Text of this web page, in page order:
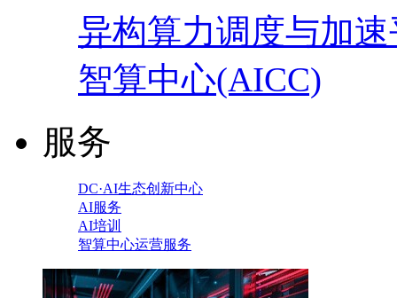
异构算力调度与加
智算中心(AICC)
服务
DC·AI生态创新中心
AI服务
AI培训
智算中心运营服务